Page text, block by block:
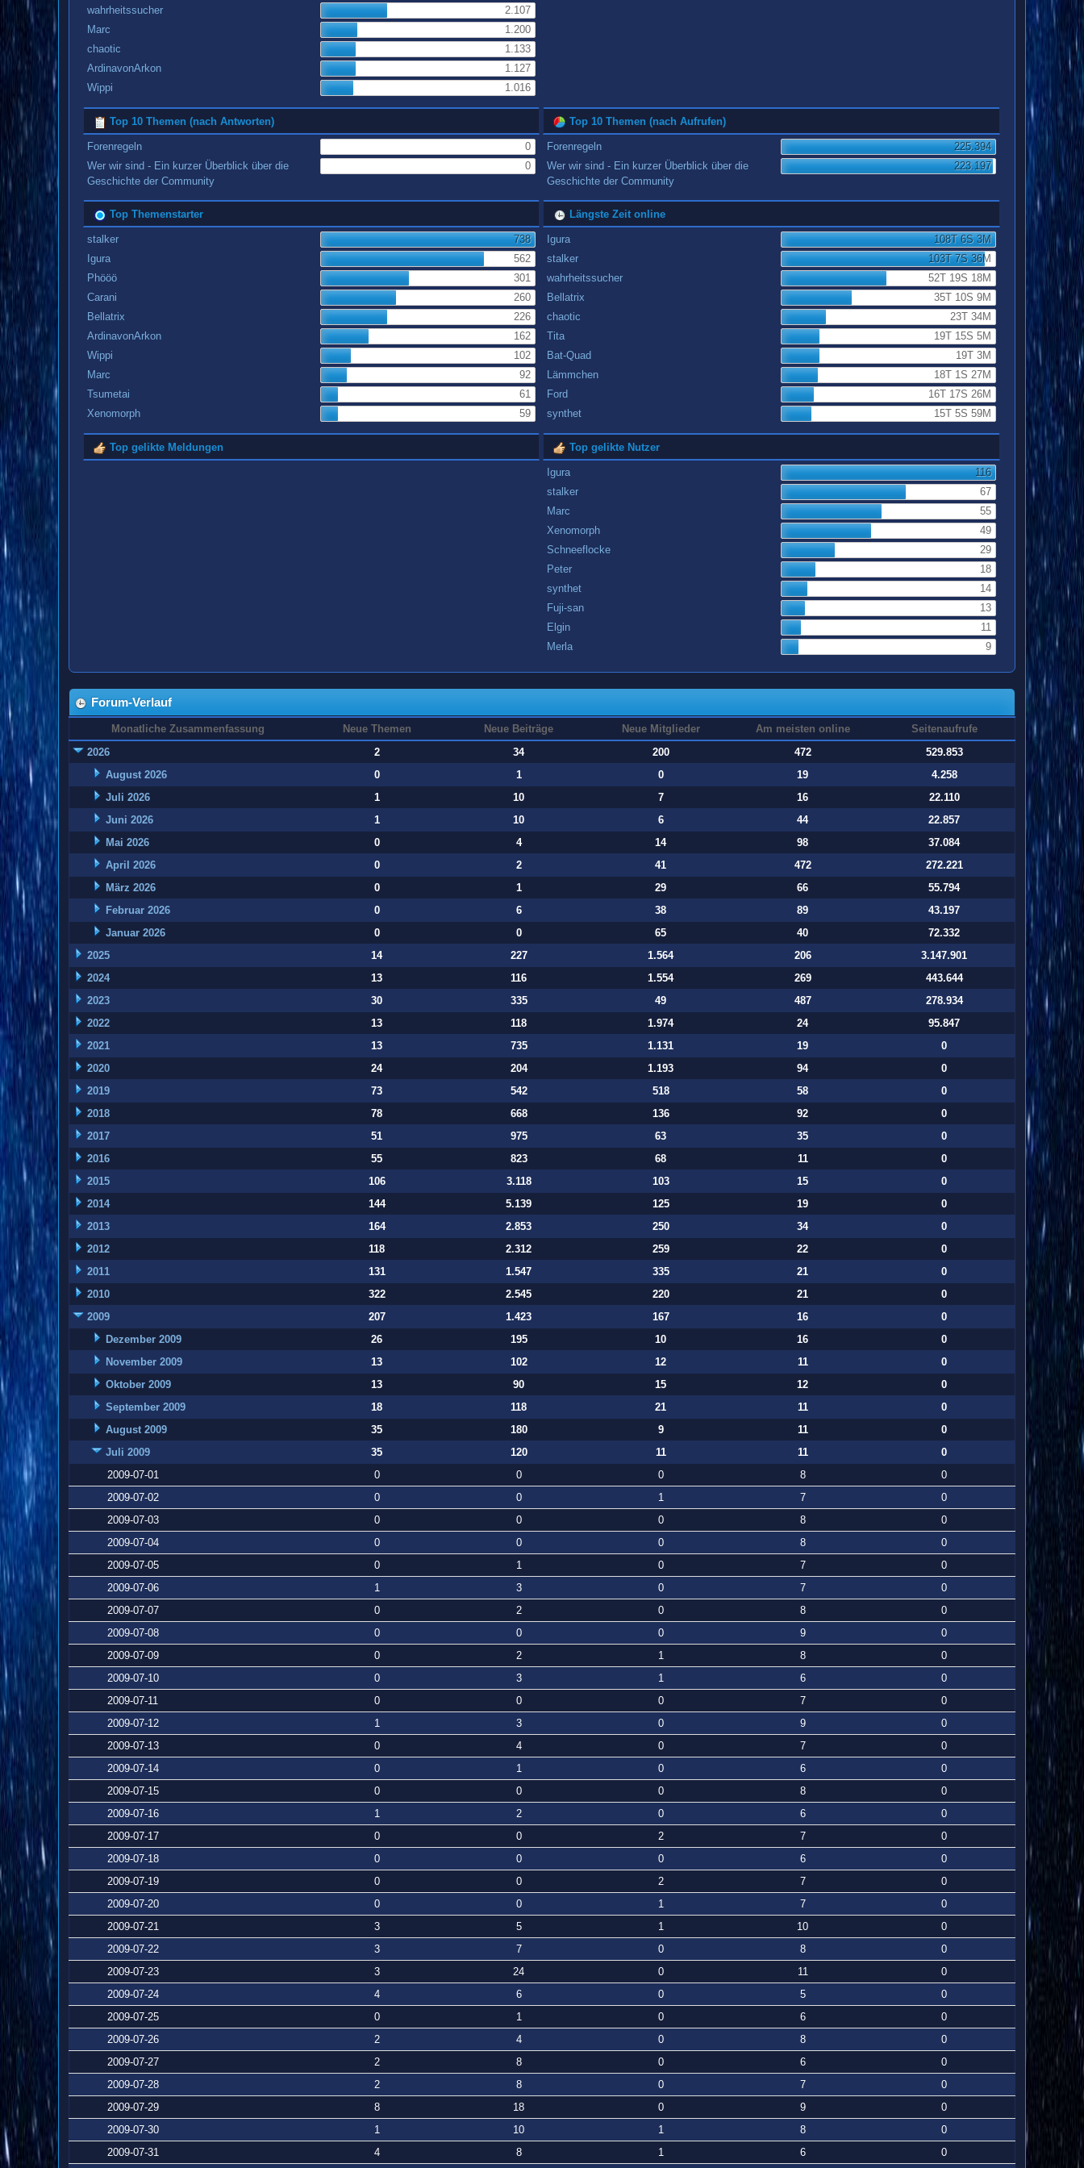
wahrheitssucher
2.107
Marc
1.200
chaotic
1.133
ArdinavonArkon
1.127
Wippi
1.016
Top 10 Themen (nach Antworten)
Forenregeln
0
Wer wir sind - Ein kurzer Überblick über die
Geschichte der Community
0
Top 10 Themen (nach Aufrufen)
Forenregeln
225.394
Wer wir sind - Ein kurzer Überblick über die
Geschichte der Community
223.197
Top Themenstarter
stalker
738
Igura
562
Phööö
301
Carani
260
Bellatrix
226
ArdinavonArkon
162
Wippi
102
Marc
92
Tsumetai
61
Xenomorph
59
Längste Zeit online
Igura
108T 6S 3M
stalker
103T 7S 36M
wahrheitssucher
52T 19S 18M
Bellatrix
35T 10S 9M
chaotic
23T 34M
Tita
19T 15S 5M
Bat-Quad
19T 3M
Lämmchen
18T 1S 27M
Ford
16T 17S 26M
synthet
15T 5S 59M
Top gelikte Meldungen Top gelikte Nutzer
Igura
116
stalker
67
Marc
55
Xenomorph
49
Schneeflocke
29
Peter
18
synthet
14
Fuji-san
13
Elgin
11
Merla
9
Forum-Verlauf
Monatliche Zusammenfassung Neue Themen Neue Beiträge Neue Mitglieder Am meisten online
Seitenaufrufe
2026
2 34 200 472
529.853
August 2026
0 1 0 19
4.258
Juli 2026
1 10 7 16
22.110
Juni 2026
1 10 6 44
22.857
Mai 2026
0 4 14 98
37.084
April 2026
0 2 41 472
272.221
März 2026
0 1 29 66
55.794
Februar 2026
0 6 38 89
43.197
Januar 2026
0 0 65 40
72.332
2025
14 227 1.564 206
3.147.901
2024
13 116 1.554 269
443.644
2023
30 335 49 487
278.934
2022
13 118 1.974 24
95.847
2021
13 735 1.131 19
0
2020
24 204 1.193 94
0
2019
73 542 518 58
0
2018
78 668 136 92
0
2017
51 975 63 35
0
2016
55 823 68 11
0
2015
106 3.118 103 15
0
2014
144 5.139 125 19
0
2013
164 2.853 250 34
0
2012
118 2.312 259 22
0
2011
131 1.547 335 21
0
2010
322 2.545 220 21
0
2009
207 1.423 167 16
0
Dezember 2009
26 195 10 16
0
November 2009
13 102 12 11
0
Oktober 2009
13 90 15 12
0
September 2009
18 118 21 11
0
August 2009
35 180 9 11
0
Juli 2009
35 120 11 11
0
2009-07-01
0 0 0 8
0
2009-07-02
0 0 1 7
0
2009-07-03
0 0 0 8
0
2009-07-04
0 0 0 8
0
2009-07-05
0 1 0 7
0
2009-07-06
1 3 0 7
0
2009-07-07
0 2 0 8
0
2009-07-08
0 0 0 9
0
2009-07-09
0 2 1 8
0
2009-07-10
0 3 1 6
0
2009-07-11
0 0 0 7
0
2009-07-12
1 3 0 9
0
2009-07-13
0 4 0 7
0
2009-07-14
0 1 0 6
0
2009-07-15
0 0 0 8
0
2009-07-16
1 2 0 6
0
2009-07-17
0 0 2 7
0
2009-07-18
0 0 0 6
0
2009-07-19
0 0 2 7
0
2009-07-20
0 0 1 7
0
2009-07-21
3 5 1 10
0
2009-07-22
3 7 0 8
0
2009-07-23
3 24 0 11
0
2009-07-24
4 6 0 5
0
2009-07-25
0 1 0 6
0
2009-07-26
2 4 0 8
0
2009-07-27
2 8 0 6
0
2009-07-28
2 8 0 7
0
2009-07-29
8 18 0 9
0
2009-07-30
1 10 1 8
0
2009-07-31
4 8 1 6 0